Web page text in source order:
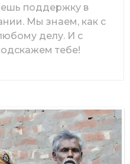
поддержку в
Мы знаем, как с
делу. И с
тебе!